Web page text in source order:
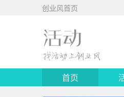
创业风首页
首页